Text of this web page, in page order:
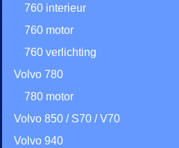
760 interieur
760 motor
760 verlichting
Volvo 780
780 motor
Volvo 850 / S70 / V70
Volvo 940